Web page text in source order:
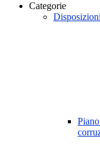
Categorie